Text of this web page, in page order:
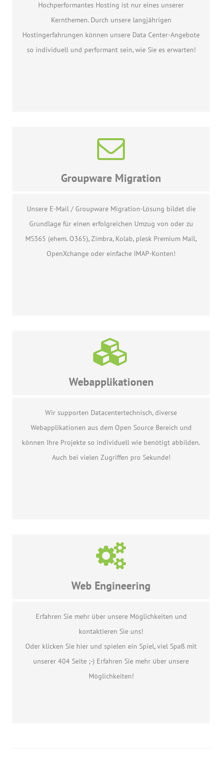
Hochperformantes Hosting ist nur eines unserer
Kernthemen. Durch unsere langjährigen
Hostingerfahrungen können unsere Data Center-Angebote
so individuell und performant sein, wie Sie es erwarten!
Groupware Migration
Unsere E-Mail / Groupware Migration-Lösung bildet die
Grundlage für einen erfolgreichen Umzug von oder zu
MS365 (ehem. O365), Zimbra, Kolab, plesk Premium Mail,
OpenXchange oder einfache IMAP-Konten!
Webapplikationen
Wir supporten Datacentertechnisch, diverse
Webapplikationen aus dem Open Source Bereich und
können Ihre Projekte so individuell wie benötigt abbilden.
Auch bei vielen Zugriffen pro Sekunde!
Web Engineering
Erfahren Sie mehr über unsere Möglichkeiten und
kontaktieren Sie uns!
Oder klicken Sie hier und spielen ein Spiel, viel Spaß mit
unserer 404 Seite ;-) Erfahren Sie mehr über unsere
Möglichkeiten!